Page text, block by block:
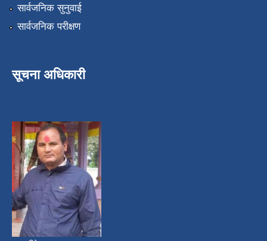
सार्वजनिक सुनुवाई
सार्वजनिक परीक्षण
सूचना अधिकारी